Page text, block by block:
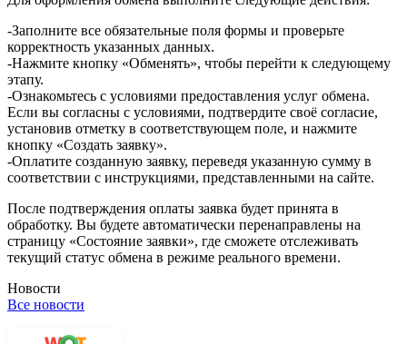
-Заполните все обязательные поля формы и проверьте
корректность указанных данных.
-Нажмите кнопку «Обменять», чтобы перейти к следующему
этапу.
-Ознакомьтесь с условиями предоставления услуг обмена.
Если вы согласны с условиями, подтвердите своё согласие,
установив отметку в соответствующем поле, и нажмите
кнопку «Создать заявку».
-Оплатите созданную заявку, переведя указанную сумму в
соответствии с инструкциями, представленными на сайте.
После подтверждения оплаты заявка будет принята в
обработку. Вы будете автоматически перенаправлены на
страницу «Состояние заявки», где сможете отслеживать
текущий статус обмена в режиме реального времени.
Новости
Все новости